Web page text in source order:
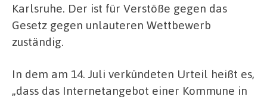
Karlsruhe. Der ist für Verstöße gegen das
Gesetz gegen unlauteren Wettbewerb
zuständig.
In dem am 14. Juli verkündeten Urteil heißt es,
„dass das Internetangebot einer Kommune in